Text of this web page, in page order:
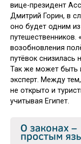
вице-президент
Дмитрий Горин, в
оно будет одним
путешественников.
возобновления
путёвок снизилась
Так же может быть
эксперт. Между
не открыто и
учитывая Египет.